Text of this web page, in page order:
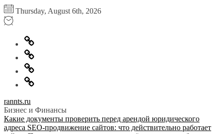
Перейти
к
содержимому
Thursday, August 6th, 2026
Главная
Информация
для
правообладателей
Обратная
связь
Политика
конфиденциальности
rannts.ru
Бизнес и Финансы
Какие документы проверить перед арендой юридического
адреса SEO-продвижение сайтов: что действительно работает